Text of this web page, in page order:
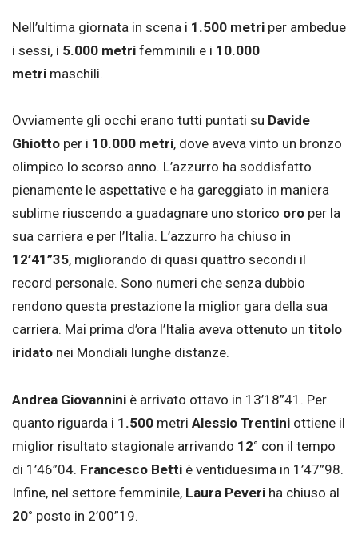
Nell’ultima giornata in scena i 1.500 metri per ambedue
i sessi, i 5.000 metri femminili e i 10.000
metri maschili.
Ovviamente gli occhi erano tutti puntati su Davide
Ghiotto per i 10.000 metri, dove aveva vinto un bronzo
olimpico lo scorso anno. L’azzurro ha soddisfatto
pienamente le aspettative e ha gareggiato in maniera
sublime riuscendo a guadagnare uno storico oro per la
sua carriera e per l’Italia. L’azzurro ha chiuso in
12’41”35, migliorando di quasi quattro secondi il
record personale. Sono numeri che senza dubbio
rendono questa prestazione la miglior gara della sua
carriera. Mai prima d’ora l’Italia aveva ottenuto un titolo
iridato nei Mondiali lunghe distanze.
Andrea Giovannini è arrivato ottavo in 13’18”41. Per
quanto riguarda i 1.500 metri Alessio Trentini ottiene il
miglior risultato stagionale arrivando 12° con il tempo
di 1’46”04. Francesco Betti è ventiduesima in 1’47”98.
Infine, nel settore femminile, Laura Peveri ha chiuso al
20° posto in 2’00”19.